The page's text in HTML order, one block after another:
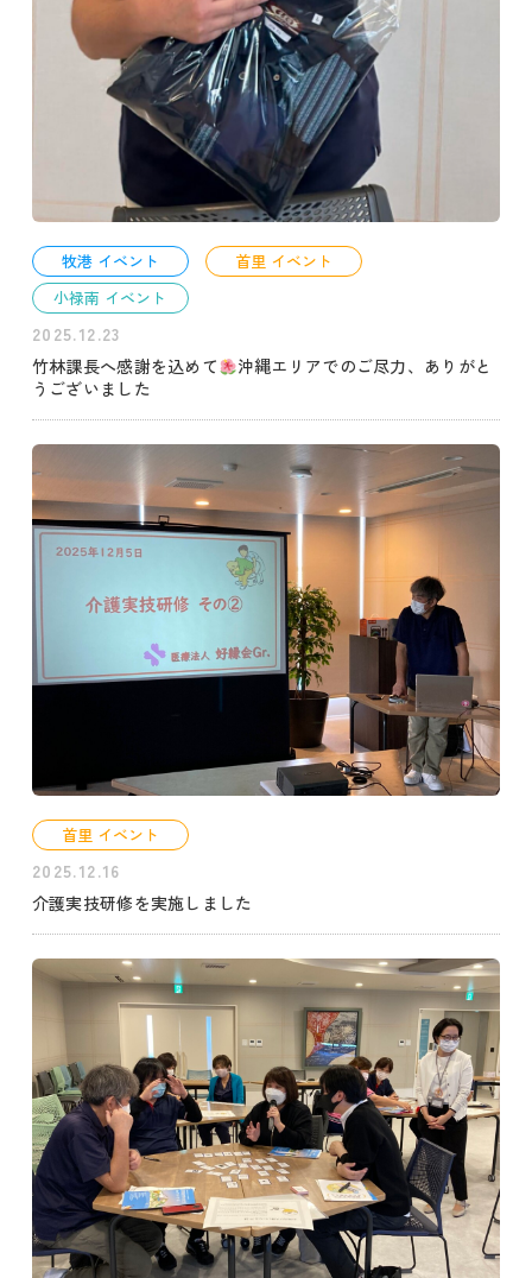
牧港 イベント
首里 イベント
小禄南 イベント
2025.12.23
竹林課長へ感謝を込めて
沖縄エリアでのご尽力、ありがと
うございました
首里 イベント
2025.12.16
介護実技研修を実施しました